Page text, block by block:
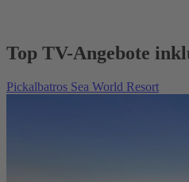
Top TV-Angebote
Pickalbatros Sea World Resort